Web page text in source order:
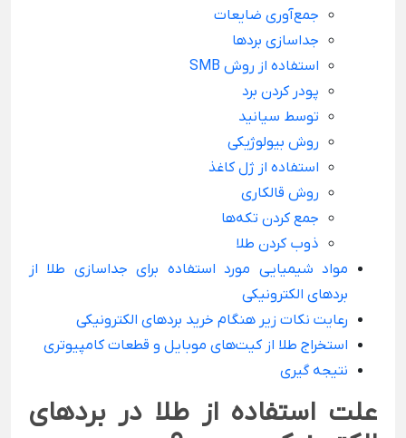
جمع‌آوری ضایعات
جداسازی بردها
استفاده از روش SMB
پودر کردن برد
توسط سیانید
روش بیولوژیکی
استفاده از ژل کاغذ
روش قالکاری
جمع کردن تکه‌ها
ذوب کردن طلا
مواد شیمیایی مورد استفاده برای جداسازی طلا از
بردهای الکترونیکی
رعایت نکات زیر هنگام خرید بردهای الکترونیکی
استخراج طلا از کیت‌های موبایل و قطعات کامپیوتری
نتیجه گیری
علت استفاده از طلا در بردهای